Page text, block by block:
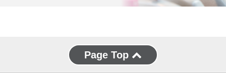
Page Top